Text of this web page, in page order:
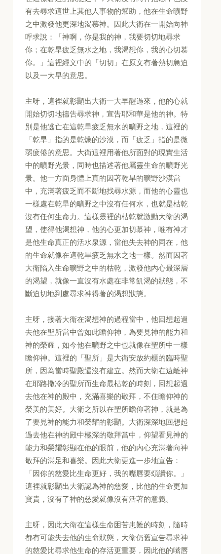
有去尋求這世上其他人事物的幫助，他在生命曠野
之中激發他更深地渴慕神。因此大衛在一開始向神
呼求說：「神啊，你是我的神，我要切切地尋求
你；在乾旱疲乏無水之地，我渴想你，我的心切慕
你。」這裡經文中的「切切」在原文有著熱切急迫
以及一大早的意思。
主呀，這裡就彰顯出大衛一大早醒過來，他的心就
開始切切地禱告尋求神，宣告耶和華是他的神。特
別是他逃亡在這乾旱疲乏無水的曠野之地，這裡的
「乾旱」指的是乾燥的沙漠，而「疲乏」指的是微
弱疲倦的意思。大衛這裡用著他所面對的現實生活
中的曠野光景，同時也描述著他屬靈生命的曠野光
景。他一方面身體上真的因著乾旱的曠野沙漠當
中，充滿著疲乏而不斷地找尋水源，而他的心靈也
一樣處在乾旱的曠野之中沒有任何水，也就是枯乾
沒有任何生命力。這樣靈裡的枯乾就激動大衛的渴
望，使得他渴想神，他的心更加切慕神，唯有神才
是他生命真正的活水泉源，當他失去神的同在，他
的生命就像在這乾旱疲乏無水之地一樣。然而因著
大衛陷入生命曠野之中的枯乾，激發他內心最深層
的渴望，就像一直沒有水處在非常飢渴的狀態，不
斷迫切地到處尋求神得著的渴想狀態。
主呀，接著大衛在渴想神的過程當中，他回想起過
去他在聖所當中曾如此瞻仰神，為要見神的能力和
神的榮耀，如今他在曠野之中也就像在聖所中一樣
瞻仰神。這裡的「聖所」是大衛安放約櫃的臨時聖
所，因為當時聖殿還沒有建立。然而大衛在遠離神
在耶路撒冷的聖所而生命最枯乾的時刻，回想起過
去他在神的殿中，充滿喜樂的敬拜，不住瞻仰神的
榮美的美好。大衛之所以在聖所瞻仰著神，就是為
了要見神的能力和榮耀的彰顯。大衛深深地回想起
過去他在神的殿中極深的敬拜當中，仰望看見神的
能力和榮耀彰顯在他的眼前，他的內心充滿著向神
敬拜的滿足和喜樂。因此大衛更進一步地宣告：
「因你的慈愛比生命更好，我的嘴唇要頌讚你。」
這裡就彰顯出大衛認為神的慈愛，比他的生命更加
寶貴，沒有了神的慈愛就像沒有活著的意義。
主呀，因此大衛在這樣生命困苦患難的時刻，隨時
都有可能失去他的生命狀態，大衛仍舊宣告尋求神
的慈愛比尋求他生命的存活更重要，因此他的嘴唇